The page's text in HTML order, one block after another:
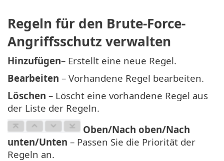
Regeln für den Brute-Force-
Angriffsschutz verwalten
Hinzufügen– Erstellt eine neue Regel.
Bearbeiten – Vorhandene Regel bearbeiten.
Löschen – Löscht eine vorhandene Regel aus
der Liste der Regeln.
Oben/Nach oben/Nach
unten/Unten – Passen Sie die Priorität der
Regeln an.